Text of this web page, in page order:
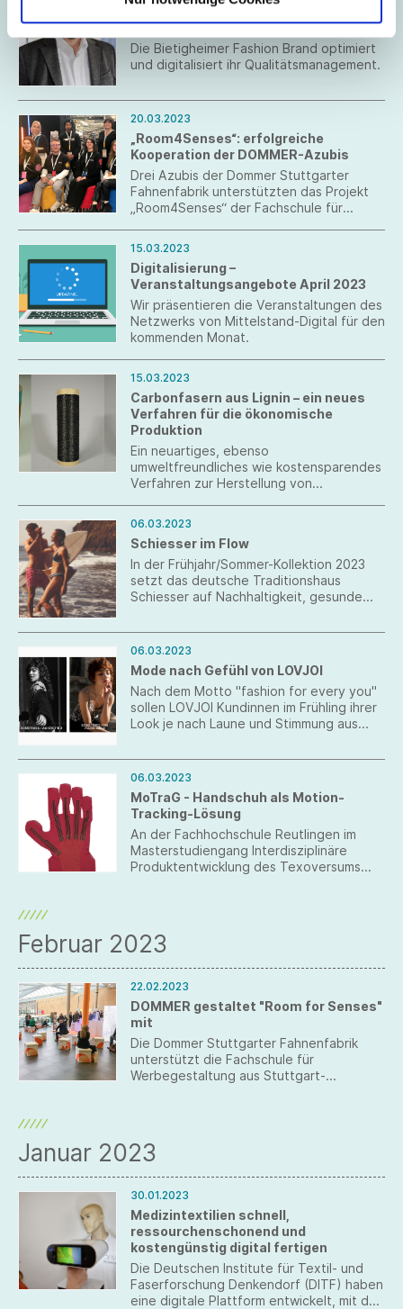
OLYMP setzt auf intelligente Software
für textile Qualitätsware
Die Bietigheimer Fashion Brand optimiert
und digitalisiert ihr Qualitätsmanagement.
20.03.2023
„Room4Senses“: erfolgreiche
Kooperation der DOMMER-Azubis
Drei Azubis der Dommer Stuttgarter
Fahnenfabrik unterstützten das Projekt
„Room4Senses“ der Fachschule für
15.03.2023
Digitalisierung –
Veranstaltungsangebote April 2023
Wir präsentieren die Veranstaltungen des
Netzwerks von Mittelstand-Digital für den
kommenden Monat.
15.03.2023
Carbonfasern aus Lignin – ein neues
Verfahren für die ökonomische
Produktion
Ein neuartiges, ebenso
umweltfreundliches wie kostensparendes
Verfahren zur Herstellung von
hohes Energiesparpotential aus. Die
Vermeidung von Lösungsmitteln und die
Nutzung natürlicher Rohstoffe machen
das Verfahren umweltfreundlich.
06.03.2023
Schiesser im Flow
In der Frühjahr/Sommer-Kollektion 2023
setzt das deutsche Traditionshaus
Schiesser auf Nachhaltigkeit, gesunde
einer neuen Freiheit.
06.03.2023
Mode nach Gefühl von LOVJOI
Nach dem Motto "fashion for every you"
sollen LOVJOI Kundinnen im Frühling ihrer
Look je nach Laune und Stimmung aus
06.03.2023
MoTraG - Handschuh als Motion-
Tracking-Lösung
An der Fachhochschule Reutlingen im
Masterstudiengang Interdisziplinäre
Produktentwicklung des Texoversums
Februar 2023
22.02.2023
DOMMER gestaltet "Room for Senses"
mit
Die Dommer Stuttgarter Fahnenfabrik
unterstützt die Fachschule für
Werbegestaltung aus Stuttgart-
komplett geplanten Projekts
„Room4Senses“ sowohl mit Manpower als
ihrem umfangreichen Messesortiment.
Januar 2023
30.01.2023
Medizintextilien schnell,
ressourchenschonend und
kostengünstig digital fertigen
Die Deutschen Institute für Textil- und
Faserforschung Denkendorf (DITF) haben
eine digitale Plattform entwickelt, mit der